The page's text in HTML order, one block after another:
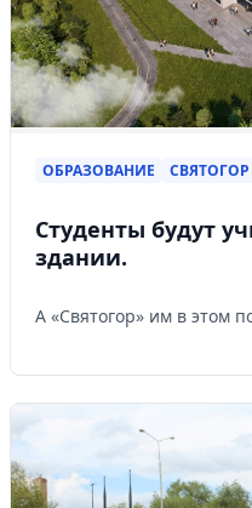
ОБРАЗОВАНИЕ СВЯТОГОР
Студенты будут
здании.
А «Святогор» им в этом